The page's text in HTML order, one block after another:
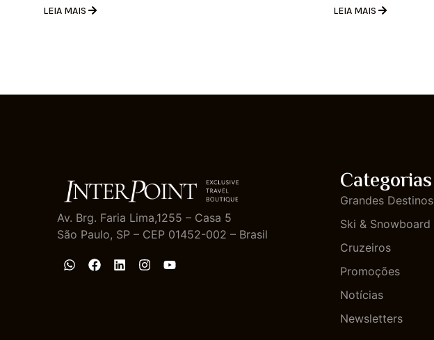
LEIA MAIS LEIA MAIS
Av. Brg. Faria Lima,1255 – Casa 5
São Paulo, SP – CEP 01452-002 – Brasil
Categorias
Grandes Destinos
Ski & Snowboard
Cruzeiros
Promoções
Notícias
Newsletters